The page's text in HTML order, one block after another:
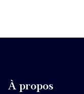
À propos